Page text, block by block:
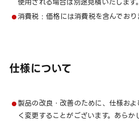
消費税 : 価格には消費税を含んでおり
仕様について
製品の改良・改善のために、仕様お
く変更することがございます。あらか